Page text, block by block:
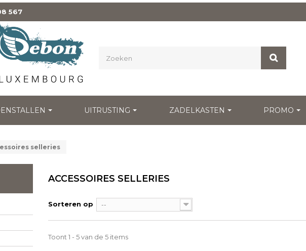
567
UITRUSTING ZADELKASTEN PROMO
selleries
ACCESSOIRES SELLERIES
Sorteren op --
Toont 1 - 5 van de 5 items